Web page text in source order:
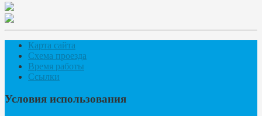
Карта сайта
Схема проезда
Время работы
Ссылки
Условия использования